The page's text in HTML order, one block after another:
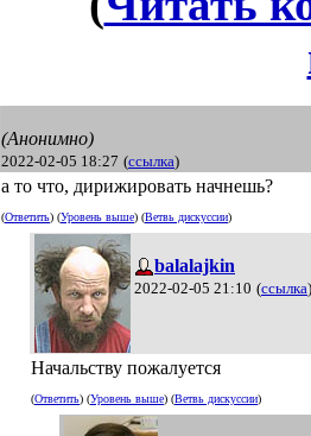
(Анонимно)
2022-02-05 18:27 (ссылка)
а то что, дирижировать начнешь?
(Ответить) (Уровень выше) (Ветвь дискуссии)
balalajkin
2022-02-05 21:10 (ссылка)
Начальству пожалуется
(Ответить) (Уровень выше) (Ветвь дискуссии)